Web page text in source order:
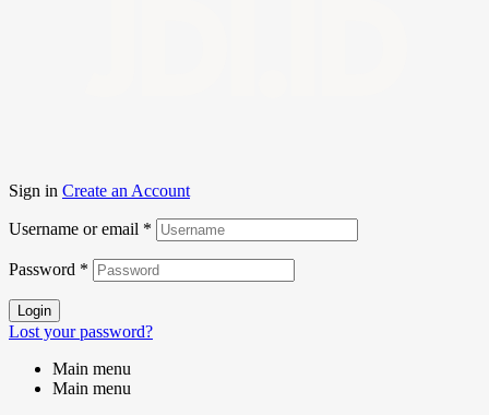
Sign in Create an Account
Username or email *
Password *
Login
Lost your password?
Main menu
Main menu